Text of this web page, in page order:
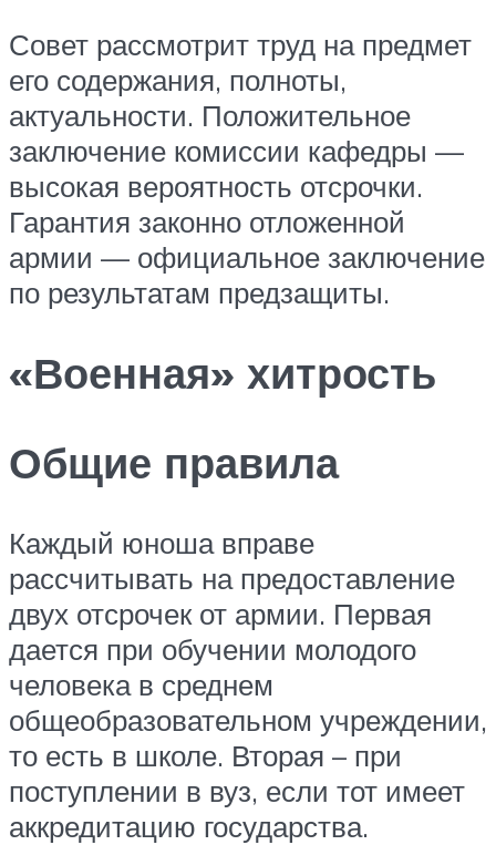
Совет рассмотрит труд на предмет
его содержания, полноты,
актуальности. Положительное
заключение комиссии кафедры —
высокая вероятность отсрочки.
Гарантия законно отложенной
армии — официальное заключение
по результатам предзащиты.
«Военная» хитрость
Общие правила
Каждый юноша вправе
рассчитывать на предоставление
двух отсрочек от армии. Первая
дается при обучении молодого
человека в среднем
общеобразовательном учреждении,
то есть в школе. Вторая – при
поступлении в вуз, если тот имеет
аккредитацию государства.